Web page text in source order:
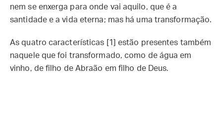
nem se enxerga para onde vai aquilo, que é a
santidade e a vida eterna; mas há uma transformação.
As quatro características [1] estão presentes também
naquele que foi transformado, como de água em
vinho, de filho de Abraão em filho de Deus.